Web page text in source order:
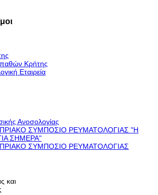
Κρήτης
Εταιρεία
Ανοσολογίας
ΣΥΜΠΟΣΙΟ ΡΕΥΜΑΤΟΛΟΓΙΑΣ "H
ΣΗΜΕΡΑ"
ΣΥΜΠΟΣΙΟ ΡΕΥΜΑΤΟΛΟΓΙΑΣ
και